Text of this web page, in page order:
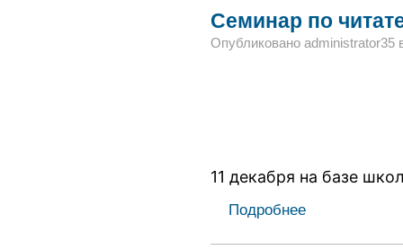
Семинар по
Опубликовано administrator35
11 декабря на базе
Подробнее